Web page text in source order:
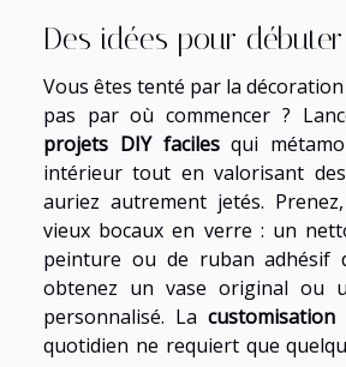
Des idées pour débuter
Vous êtes tenté par la décoration
pas par où commencer ?
projets DIY facilesqui
intérieur tout en valorisant
auriez autrement jetés.
vieux bocaux en verre : un
peinture ou de ruban adhésif
obtenez un vase original ou
personnalisé. Lacustomisation
quotidien ne requiert que